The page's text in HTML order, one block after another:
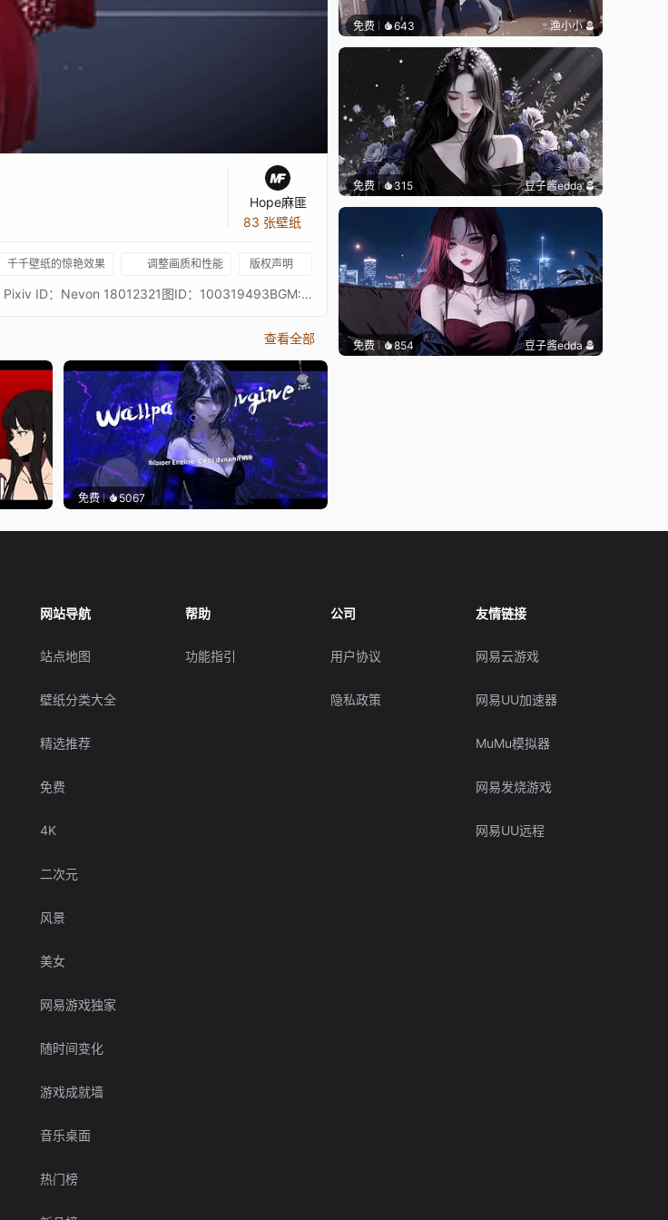
Hope麻匪
83 张壁纸
千千壁纸的惊艳效果 调整画质和性能 版权声明
动态壁纸制作哔哩哔哩：Hope麻匪https://space.bilibili.com/111174060原图作者：Pixiv ID：Nevon 18012321图ID：100319493BGM:清平误
查看全部
免费 5067
免费 643 渔小小
免费 315 豆子酱edda
免费 854 豆子酱edda
网站导航
站点地图
壁纸分类大全
精选推荐
免费
4K
二次元
风景
美女
网易游戏独家
随时间变化
游戏成就墙
音乐桌面
热门榜
帮助
功能指引
公司
用户协议
隐私政策
友情链接
网易云游戏
网易UU加速器
MuMu模拟器
网易发烧游戏
网易UU远程